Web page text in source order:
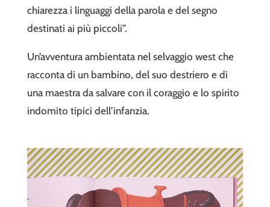
chiarezza i linguaggi della parola e del segno
destinati ai più piccoli”.
Un’avventura ambientata nel selvaggio west che
racconta di un bambino, del suo destriero e di
una maestra da salvare con il coraggio e lo spirito
indomito tipici dell’infanzia.